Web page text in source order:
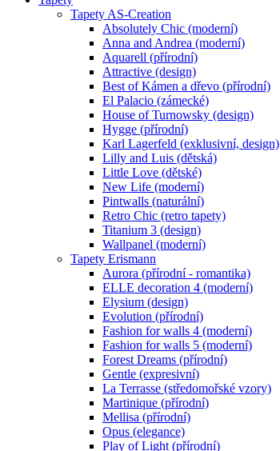
Tapety AS-Creation
Absolutely Chic (moderní)
Anna and Andrea (moderní)
Aquarell (přírodní)
Attractive (design)
Best of Kámen a dřevo (přírodní)
El Palacio (zámecké)
House of Turnowsky (design)
Hygge (přírodní)
Karl Lagerfeld (exklusivní, design)
Lilly and Luis (dětská)
Little Love (dětské)
New Life (moderní)
Pintwalls (naturální)
Retro Chic (retro tapety)
Titanium 3 (design)
Wallpanel (moderní)
Tapety Erismann
Aurora (přírodní - romantika)
ELLE decoration 4 (moderní)
Elysium (design)
Evolution (přírodní)
Fashion for walls 4 (moderní)
Fashion for walls 5 (moderní)
Forest Dreams (přírodní)
Gentle (expresivní)
La Terrasse (středomořské vzory)
Martinique (přírodní)
Mellisa (přírodní)
Opus (elegance)
Play of Light (přírodní)